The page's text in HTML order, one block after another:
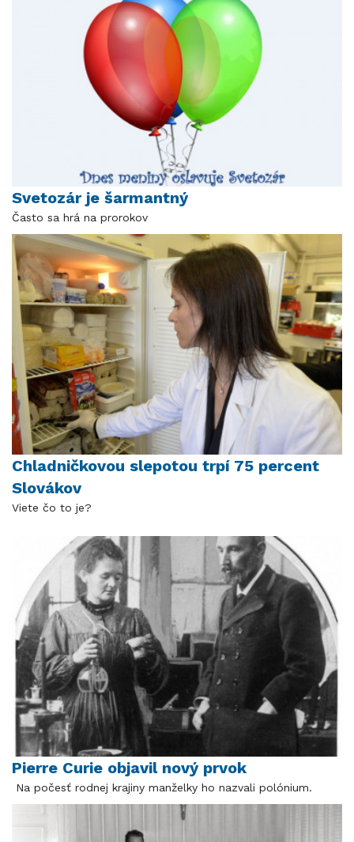
Svetozár je šarmantný
Často sa hrá na prorokov
Chladničkovou slepotou trpí 75 percent
Slovákov
Viete čo to je?
Pierre Curie objavil nový prvok
Na počesť rodnej krajiny manželky ho nazvali polónium.